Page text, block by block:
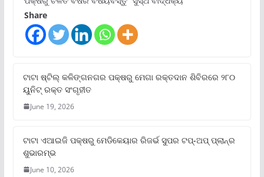
Share
ଟାଟା ଷ୍ଟିଲ୍‌ କଳିଙ୍ଗନଗର ପକ୍ଷରୁ ମେଗା ରକ୍ତଦାନ ଶିବିରରେ ୨୮୦
ୟୁନିଟ୍‌ ରକ୍ତ ସଂଗୃହୀତ
June 19, 2026
ଟାଟା ଏଆଇଜି ପକ୍ଷରୁ ମେଡିକେୟାର ରିଜର୍ଭ ସୁପର ଟପ୍‌-ଅପ୍ ପ୍ଲାନ୍‌ର
ଶୁଭାରମ୍ଭ
June 10, 2026